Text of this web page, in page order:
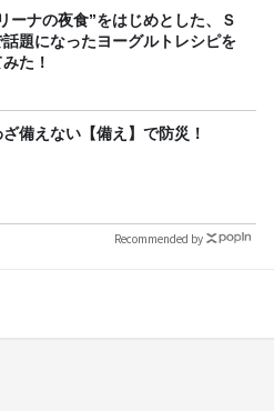
ーナの夜食”をはじめとした、Ｓ
話題になったヨーグルトレシピを
た！
備えない【備え】で防災！
Recommended by